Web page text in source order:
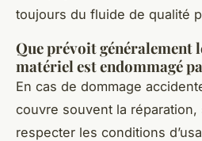
toujours du fluide de qualité
Que prévoit généralement
matériel est endommagé
En cas de dommage
couvre souvent la
respecter les conditions